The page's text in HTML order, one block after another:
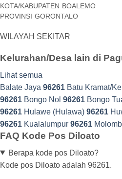
KOTA/KABUPATEN BOALEMO
PROVINSI GORONTALO
WILAYAH SEKITAR
Kelurahan/Desa lain di
Lihat semua
Balate Jaya 96261 Batu Kramat/
96261 Bongo Nol 96261 Bongo
96261 Hulawe (Hulawa) 96261
96261 Kualalumpur 96261
FAQ Kode Pos Diloato
Berapa kode pos Diloato?
Kode pos Diloato adalah 96261.